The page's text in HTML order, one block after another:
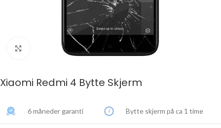
Click to enlarge
Xiaomi Redmi 4 Bytte Skjerm
6 måneder garanti Bytte skjerm på ca 1 time